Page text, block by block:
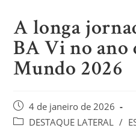
A longa
BA Vi no ano
Mundo 2026
4 de janeiro de 2026
DESTAQUE LATERAL /